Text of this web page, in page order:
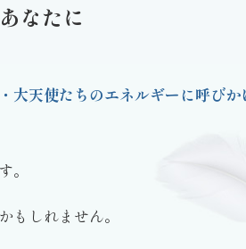
なたに
天使たちのエネルギーに呼び
しれません。